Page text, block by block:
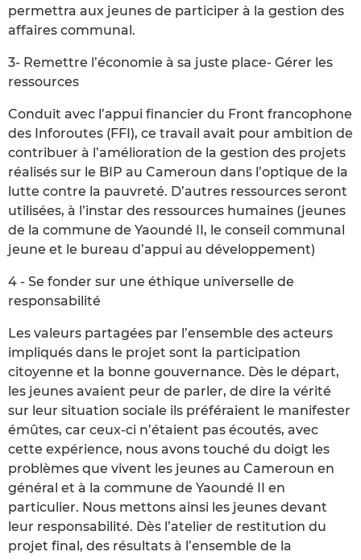
permettra aux jeunes de participer à la gestion des
affaires communal.
3- Remettre l’économie à sa juste place- Gérer les
ressources
Conduit avec l’appui financier du Front francophone
des Inforoutes (FFI), ce travail avait pour ambition de
contribuer à l’amélioration de la gestion des projets
réalisés sur le BIP au Cameroun dans l’optique de la
lutte contre la pauvreté. D’autres ressources seront
utilisées, à l’instar des ressources humaines (jeunes
de la commune de Yaoundé II, le conseil communal
jeune et le bureau d’appui au développement)
4 - Se fonder sur une éthique universelle de
responsabilité
Les valeurs partagées par l’ensemble des acteurs
impliqués dans le projet sont la participation
citoyenne et la bonne gouvernance. Dès le départ,
les jeunes avaient peur de parler, de dire la vérité
sur leur situation sociale ils préféraient le manifester
émûtes, car ceux-ci n’étaient pas écoutés, avec
cette expérience, nous avons touché du doigt les
problèmes que vivent les jeunes au Cameroun en
général et à la commune de Yaoundé II en
particulier. Nous mettons ainsi les jeunes devant
leur responsabilité. Dès l’atelier de restitution du
projet final, des résultats à l’ensemble de la